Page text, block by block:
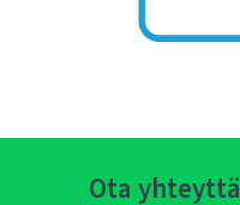
Ota yhteyttä